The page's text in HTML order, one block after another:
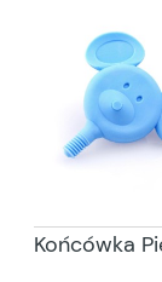
Końcówka